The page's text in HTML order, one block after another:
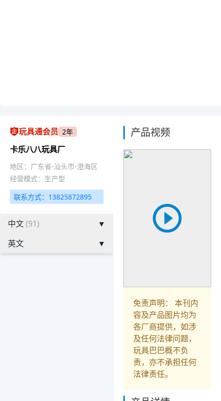
玩具通会员 2年
卡乐八八玩具厂
地区：广东省-汕头市-澄海区
经营模式：生产型
联系方式：13825872895
中文(91)
▼
英文
▼
产品视频
免责声明： 本刊内
容及产品图片均为
各厂商提供，如涉
及任何法律问题，
玩具巴巴概不负
责，亦不承担任何
法律责任。